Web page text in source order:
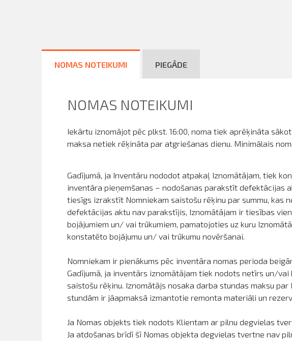
NOMAS NOTEIKUMI PIEGĀDE
NOMAS NOTEIKUMI
Iekārtu iznomājot pēc plkst. 16:00, noma tiek aprēķināta
maksa netiek rēķināta par atgriešanas dienu. Minimālais
Gadījumā, ja Inventāru nododot atpakaļ Iznomātājam, tiek
inventāra pieņemšanas – nodošanas parakstīt defektācijas
tiesīgs izrakstīt Nomniekam saistošu rēķinu par summu, kas
defektācijas aktu nav parakstījis, Iznomātājam ir tiesības
bojājumiem un/ vai trūkumiem, pamatojoties uz kuru
konstatēto bojājumu un/ vai trūkumu novēršanai.
Nomniekam ir pienākums pēc inventāra nomas perioda
Gadījumā, ja inventārs iznomātājam tiek nodots netīrs un/
saistošu rēķinu. Iznomātājs nosaka darba stundas maksu
stundām ir jāapmaksā izmantotie remonta materiāli un
Ja Nomas objekts tiek nodots Klientam ar pilnu degvielas
Ja atdošanas brīdī šī Nomas objekta degvielas tvertne nav